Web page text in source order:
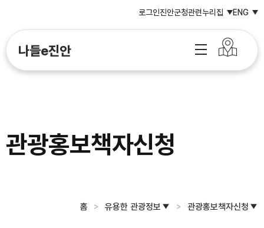
로그인진안군청관련누리집 ENG
나들e진안
관광홍보책자신청
홈 유용한 관광정보 관광홍보책자신청